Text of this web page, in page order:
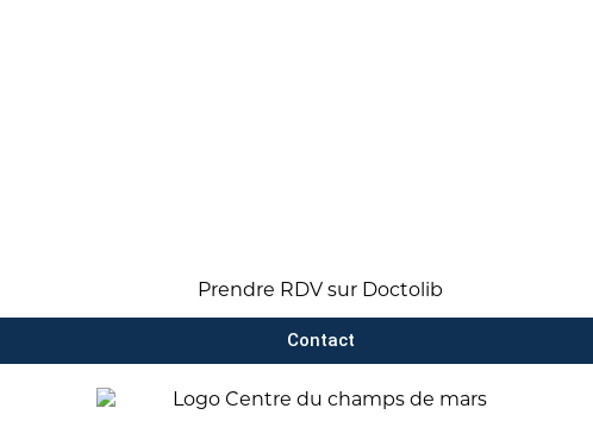
Prendre RDV sur Doctolib
Contact